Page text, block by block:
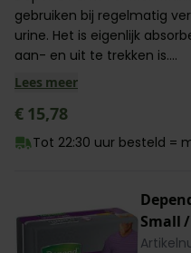
gebruiken bij regelmatig
urine. Het is eigenlijk
aan- en uit te trekken is....
Lees meer
€ 15,78
Tot 22:30 uur besteld =
Small